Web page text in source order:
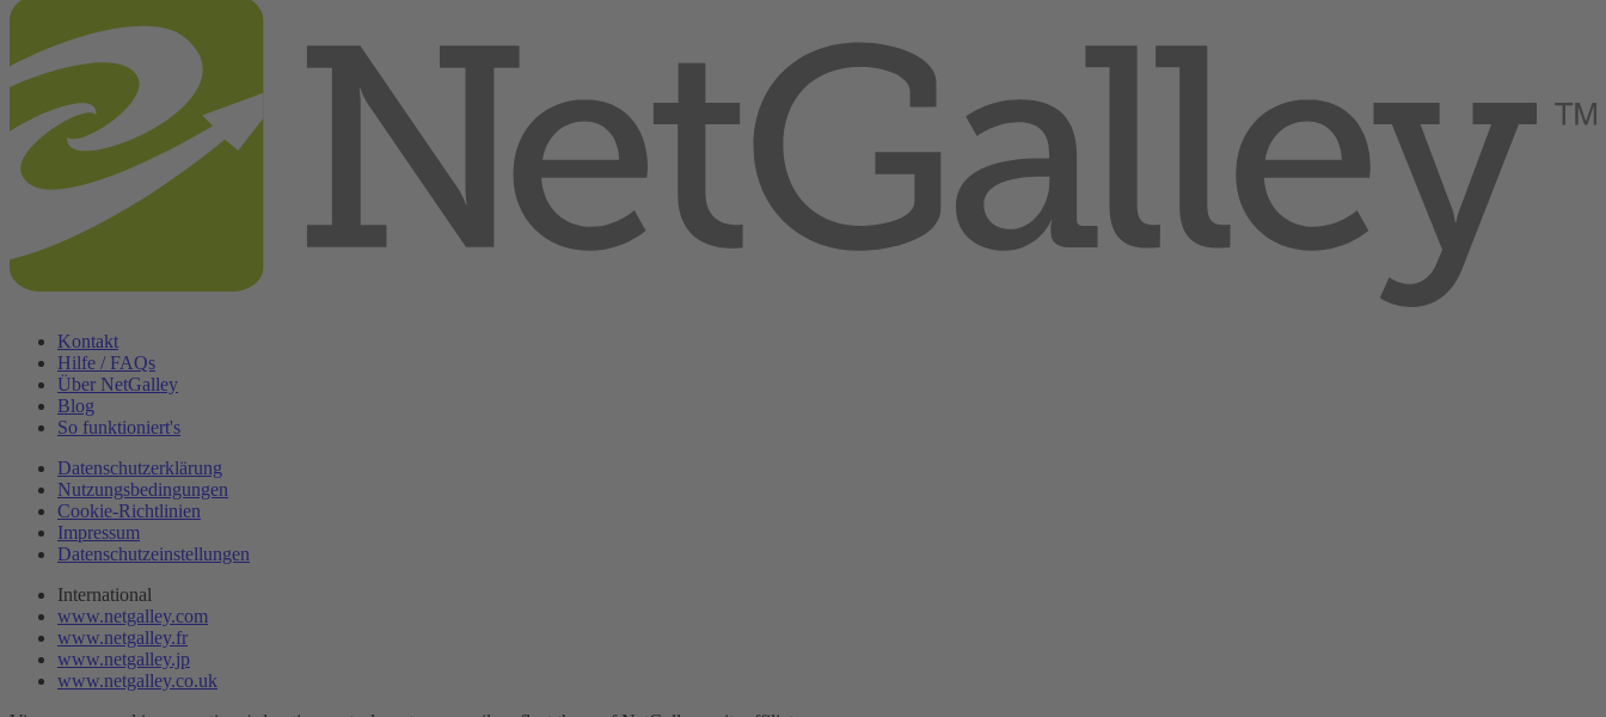
Kontakt
Hilfe / FAQs
Über NetGalley
Blog
So funktioniert's
Datenschutzerklärung
Nutzungsbedingungen
Cookie-Richtlinien
Impressum
Datenschutzeinstellungen
International
www.netgalley.com
www.netgalley.fr
www.netgalley.jp
www.netgalley.co.uk